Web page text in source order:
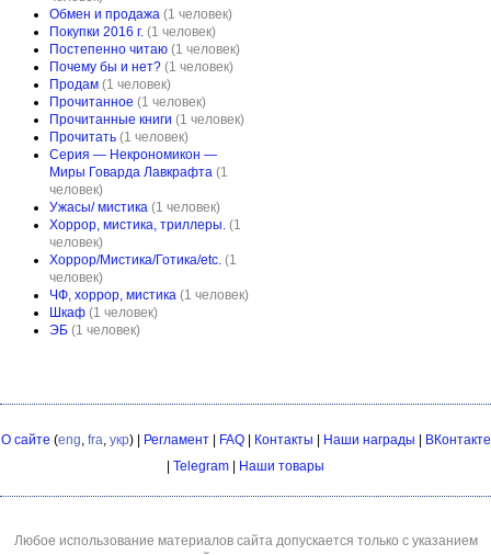
Обмен и продажа (1 человек)
Покупки 2016 г. (1 человек)
Постепенно читаю (1 человек)
Почему бы и нет? (1 человек)
Продам (1 человек)
Прочитанное (1 человек)
Прочитанные книги (1 человек)
Прочитать (1 человек)
Серия — Некрономикон —
Миры Говарда Лавкрафта (1
человек)
Ужасы/ мистика (1 человек)
Хоррор, мистика, триллеры. (1
человек)
Хоррор/Мистика/Готика/etc. (1
человек)
ЧФ, хоррор, мистика (1 человек)
Шкаф (1 человек)
ЭБ (1 человек)
О сайте (eng, fra, укр) | Регламент| FAQ| Контакты Наши награды
ВКонтакте
Telegram Наши товары
Любое использование материалов сайта допускается только с указанием